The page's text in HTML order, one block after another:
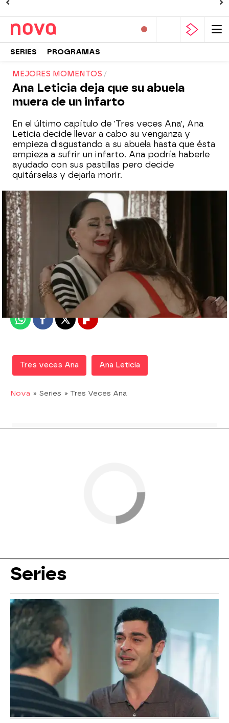
SERIES PROGRAMAS
MEJORES MOMENTOS
Ana Leticia deja que su abuela
muera de un infarto
En el último capítulo de 'Tres veces Ana', Ana
Leticia decide llevar a cabo su venganza y
empieza disgustando a su abuela hasta que ésta
empieza a sufrir un infarto. Ana podría haberle
ayudado con sus pastillas pero decide
quitárselas y dejarla morir.
Nova
Madrid
Publicado:08 de febrero de 2018, 14:14
WhatsappFacebook
X Flipboard
Tres veces Ana Ana Leticia
Nova » Series » Tres Veces Ana
Series